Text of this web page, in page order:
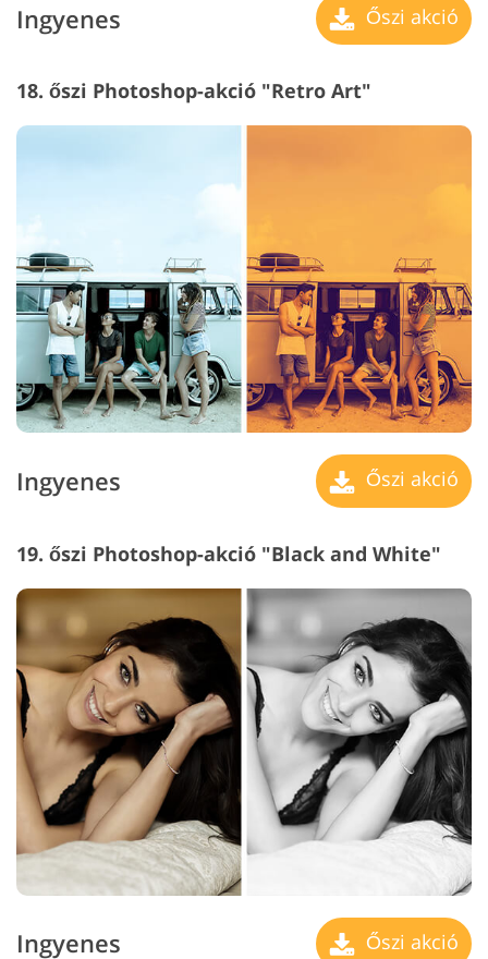
Ingyenes Őszi akció
18. őszi Photoshop-akció "Retro Art"
Ingyenes Őszi akció
19. őszi Photoshop-akció "Black and White"
Ingyenes Őszi akció